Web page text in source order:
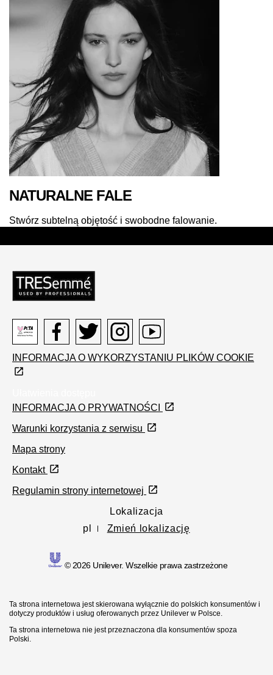
NATURALNE FALE
Stwórz subtelną objętość i swobodne falowanie.
Peta
logo
FacebookTwitter InstagramYoutube
INFORMACJA O WYKORZYSTANIU PLIKÓW COOKIE
INFORMACJA O PRYWATNOŚCI
Ustawienia plików cookie
Warunki korzystania z serwisu
Mapa strony
Kontakt
Regulamin strony internetowej
Lokalizacja
dotyczy produktów i usług oferowanych przez Unilever w Polsce.